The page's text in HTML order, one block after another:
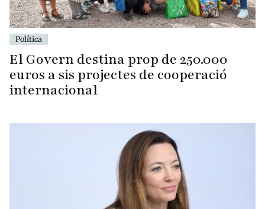
Política
El Govern destina prop de 250.000
euros a sis projectes de cooperació
internacional